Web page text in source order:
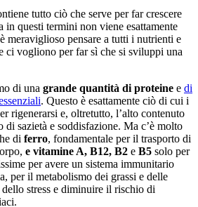
tutto ciò che serve per far crescere
in questi termini non viene esattamente
meraviglioso pensare a tutti i nutrienti e
ci vogliono per far sì che si sviluppi una
di una grande quantità di proteine e di
. Questo è esattamente ciò di cui i
rigenerarsi e, oltretutto, l’alto contenuto
di sazietà e soddisfazione. Ma c’è molto
di ferro, fondamentale per il trasporto di
e vitamine A, B12, B2 e B5 solo per
per avere un sistema immunitario
per il metabolismo dei grassi e delle
stress e diminuire il rischio di